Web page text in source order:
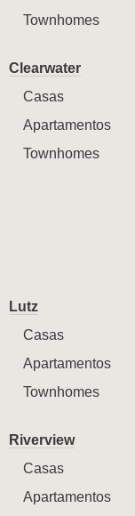
Townhomes
Clearwater
Casas
Apartamentos
Townhomes
Lutz
Casas
Apartamentos
Townhomes
Riverview
Casas
Apartamentos